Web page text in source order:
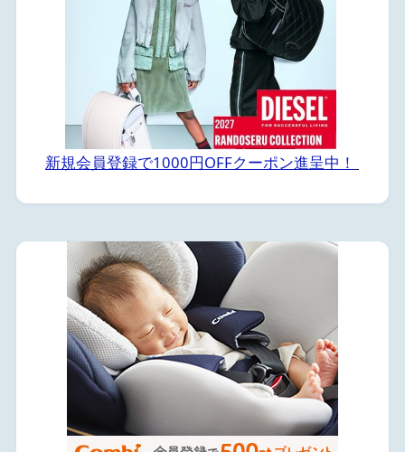
新規会員登録で1000円OFFクーポン進呈中！